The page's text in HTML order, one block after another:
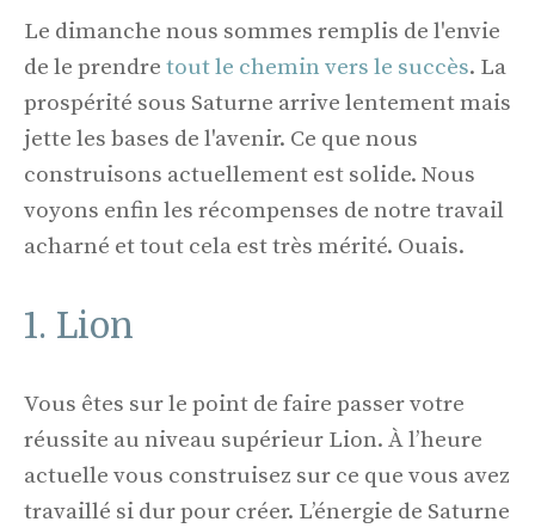
Le dimanche nous sommes remplis de l'envie
de le prendre tout le chemin vers le succès. La
prospérité sous Saturne arrive lentement mais
jette les bases de l'avenir. Ce que nous
construisons actuellement est solide. Nous
voyons enfin les récompenses de notre travail
acharné et tout cela est très mérité. Ouais.
1. Lion
Vous êtes sur le point de faire passer votre
réussite au niveau supérieur Lion. À l’heure
actuelle vous construisez sur ce que vous avez
travaillé si dur pour créer. L’énergie de Saturne